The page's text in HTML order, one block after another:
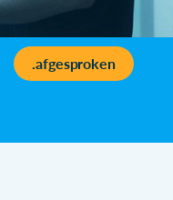
.afgesproken